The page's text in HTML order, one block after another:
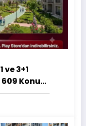
ve 3+1
609 Konut